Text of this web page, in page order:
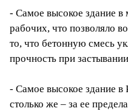
- Самое высокое здание
рабочих, что позволяло
то, что бетонную смесь
прочность при
- Самое высокое здание в
столько же – за ее